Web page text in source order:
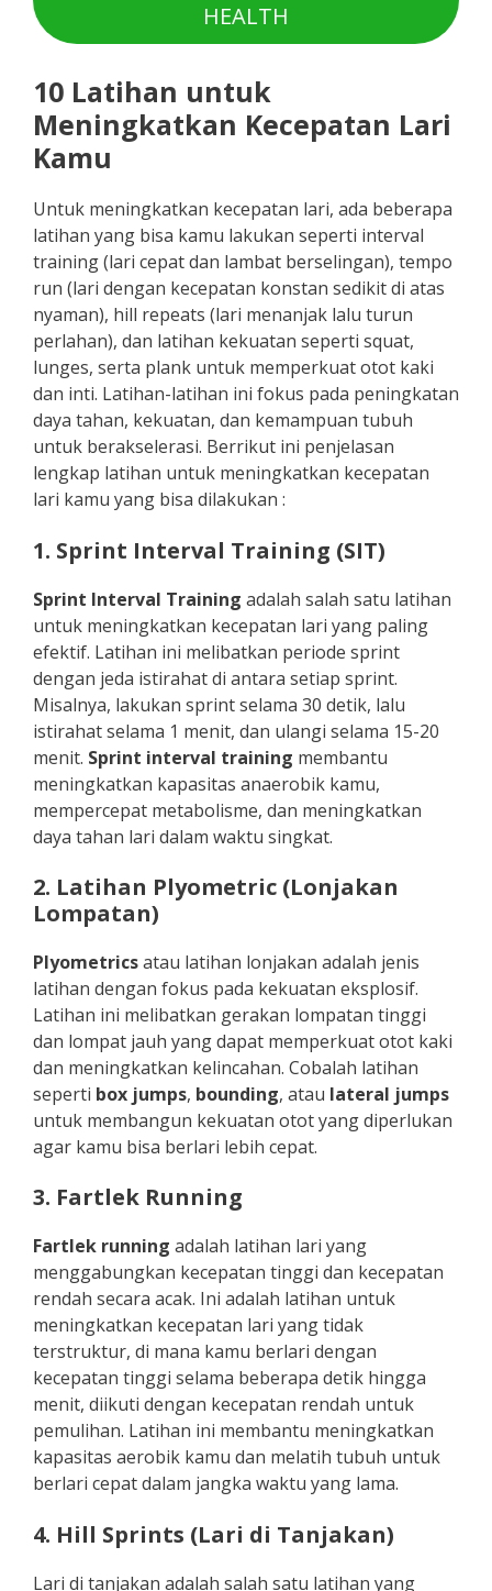
HEALTH
10 Latihan untuk
Meningkatkan Kecepatan Lari
Kamu
Untuk meningkatkan kecepatan lari, ada beberapa
latihan yang bisa kamu lakukan seperti interval
training (lari cepat dan lambat berselingan), tempo
run (lari dengan kecepatan konstan sedikit di atas
nyaman), hill repeats (lari menanjak lalu turun
perlahan), dan latihan kekuatan seperti squat,
lunges, serta plank untuk memperkuat otot kaki
dan inti. Latihan-latihan ini fokus pada peningkatan
daya tahan, kekuatan, dan kemampuan tubuh
untuk berakselerasi. Berrikut ini penjelasan
lengkap latihan untuk meningkatkan kecepatan
lari kamu yang bisa dilakukan :
1. Sprint Interval Training (SIT)
Sprint Interval Training adalah salah satu latihan
untuk meningkatkan kecepatan lari yang paling
efektif. Latihan ini melibatkan periode sprint
dengan jeda istirahat di antara setiap sprint.
Misalnya, lakukan sprint selama 30 detik, lalu
istirahat selama 1 menit, dan ulangi selama 15-20
menit. Sprint interval training membantu
meningkatkan kapasitas anaerobik kamu,
mempercepat metabolisme, dan meningkatkan
daya tahan lari dalam waktu singkat.
2. Latihan Plyometric (Lonjakan
Lompatan)
Plyometricsatau latihan lonjakan adalah jenis
latihan dengan fokus pada kekuatan eksplosif.
Latihan ini melibatkan gerakan lompatan tinggi
dan lompat jauh yang dapat memperkuat otot kaki
dan meningkatkan kelincahan. Cobalah latihan
seperti box jumps, bounding, atau lateral jumps
untuk membangun kekuatan otot yang diperlukan
agar kamu bisa berlari lebih cepat.
3. Fartlek Running
Fartlek running adalah latihan lari yang
menggabungkan kecepatan tinggi dan kecepatan
rendah secara acak. Ini adalah latihan untuk
meningkatkan kecepatan lari yang tidak
terstruktur, di mana kamu berlari dengan
kecepatan tinggi selama beberapa detik hingga
menit, diikuti dengan kecepatan rendah untuk
pemulihan. Latihan ini membantu meningkatkan
kapasitas aerobik kamu dan melatih tubuh untuk
berlari cepat dalam jangka waktu yang lama.
4. Hill Sprints (Lari di Tanjakan)
Lari di tanjakan adalah salah satu latihan yang